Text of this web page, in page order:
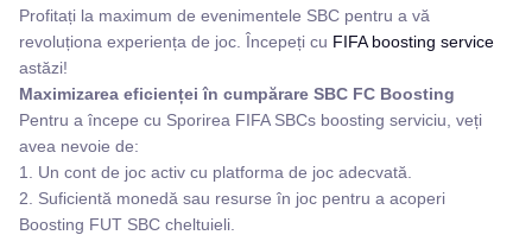
Profitați la maximum de evenimentele SBC pentru a vă
revoluționa experiența de joc. Începeți cu FIFA boosting service
astăzi!
Maximizarea eficienței în cumpărare SBC FC Boosting
Pentru a începe cu Sporirea FIFA SBCs boosting serviciu, veți
avea nevoie de:
1. Un cont de joc activ cu platforma de joc adecvată.
2. Suficientă monedă sau resurse în joc pentru a acoperi
Boosting FUT SBC cheltuieli.